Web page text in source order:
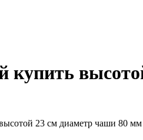
23 см диаметр чаши 80 мм